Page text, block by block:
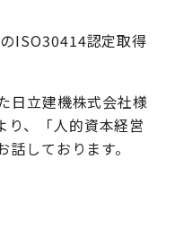
ISO30414認定取得
日立建機株式会社様
り、「人的資本経営
しております。